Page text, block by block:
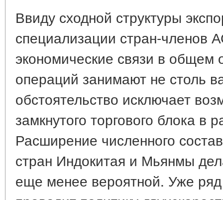
Ввиду сходной структуры
специализации стран-членов
экономические связи в общем
операций занимают не столь
обстоятельство исключает
замкнутого торгового блока в
Расширение численного
стран Индокитая и Мьянмы
еще менее вероятной. Уже